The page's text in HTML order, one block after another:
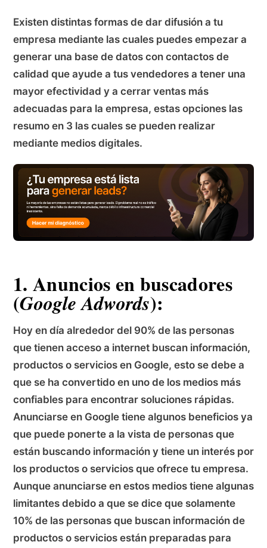
Existen distintas formas de dar difusión a tu
empresa mediante las cuales puedes empezar a
generar una base de datos con contactos de
calidad que ayude a tus vendedores a tener una
mayor efectividad y a cerrar ventas más
adecuadas para la empresa, estas opciones las
resumo en 3 las cuales se pueden realizar
mediante medios digitales.
1. Anuncios en buscadores
(Google Adwords):
Hoy en día alrededor del 90% de las personas
que tienen acceso a internet buscan información,
productos o servicios en Google, esto se debe a
que se ha convertido en uno de los medios más
confiables para encontrar soluciones rápidas.
Anunciarse en Google tiene algunos beneficios ya
que puede ponerte a la vista de personas que
están buscando información y tiene un interés por
los productos o servicios que ofrece tu empresa.
Aunque anunciarse en estos medios tiene algunas
limitantes debido a que se dice que solamente
10% de las personas que buscan información de
productos o servicios están preparadas para